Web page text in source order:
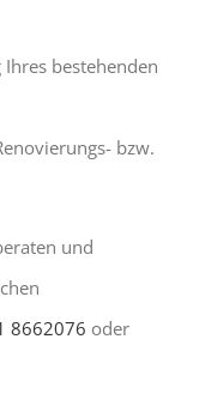
bestehenden
bzw.
und
8662076 oder